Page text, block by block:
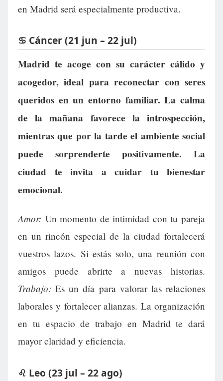
en Madrid será especialmente productiva.
♋ Cáncer (21 jun – 22 jul)
Madrid te acoge con su carácter cálido y
acogedor, ideal para reconectar con seres
queridos en un entorno familiar. La calma
de la mañana favorece la introspección,
mientras que por la tarde el ambiente social
puede sorprenderte positivamente. La
ciudad te invita a cuidar tu bienestar
emocional.
Amor: Un momento de intimidad con tu pareja
en un rincón especial de la ciudad fortalecerá
vuestros lazos. Si estás solo, una reunión con
amigos puede abrirte a nuevas historias.
Trabajo: Es un día para valorar las relaciones
laborales y fortalecer alianzas. La organización
en tu espacio de trabajo en Madrid te dará
mayor claridad y eficiencia.
♌ Leo (23 jul – 22 ago)